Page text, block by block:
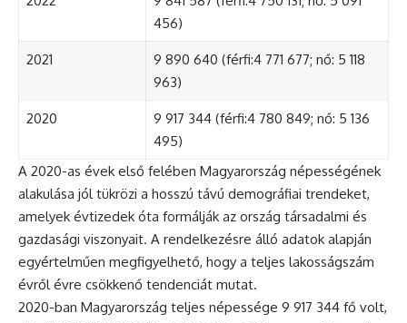
456)
2021
9 890 640 (férfi:4 771 677; nő: 5 118
963)
2020
9 917 344 (férfi:4 780 849; nő: 5 136
495)
A 2020-as évek első felében Magyarország népességének
alakulása jól tükrözi a hosszú távú demográfiai trendeket,
amelyek évtizedek óta formálják az ország társadalmi és
gazdasági viszonyait. A rendelkezésre álló adatok alapján
egyértelműen megfigyelhető, hogy a teljes lakosságszám
évről évre csökkenő tendenciát mutat.
2020-ban Magyarország teljes népessége 9 917 344 fő volt,